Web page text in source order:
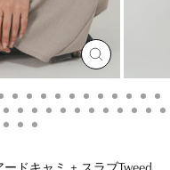
閉
じ